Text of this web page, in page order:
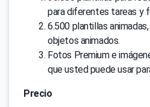
para diferentes tareas y
6.500 plantillas
objetos animados.
Fotos Premium e
que usted puede usar
Precio